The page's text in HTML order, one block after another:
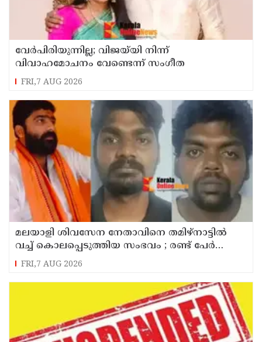
വേർപിരിയുന്നില്ല; വിജയ്‍യി നിന്ന്
വിവാഹമോചനം വേണ്ടെന്ന് സംഗീത
FRI,7 AUG 2026
മലയാളി ശിവസേന നേതാവിനെ തമിഴ്നാട്ടിൽ
വച്ച് കൊലപ്പെടുത്തിയ സംഭവം ; രണ്ട് പേർ
പിടിയിൽ
FRI,7 AUG 2026